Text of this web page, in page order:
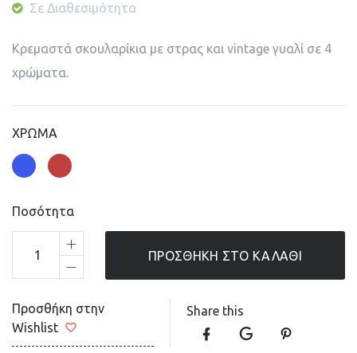
Σε Διαθεσιμότητα
Κρεμαστά σκουλαρίκια με στρας και vintage γυαλί σε 4
χρώματα.
ΧΡΩΜΑ
Ποσότητα
ΠΡΟΣΘΉΚΗ ΣΤΟ ΚΑΛΆΘΙ
Προσθήκη στην
Wishlist
Share this